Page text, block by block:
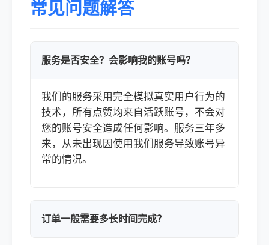
常见问题解答
服务是否安全？会影响我的账号吗？
我们的服务采用完全模拟真实用户行为的
技术，所有点赞均来自活跃账号，不会对
您的账号安全造成任何影响。服务三年多
来，从未出现因使用我们服务导致账号异
常的情况。
订单一般需要多长时间完成？